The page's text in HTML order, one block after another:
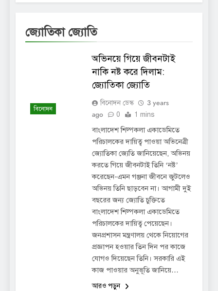
জ্যোতিকা জ্যোতি
বিনোদন
অভিনয়ে গিয়ে জীবনটাই
নাকি নষ্ট করে দিলাম:
জ্যোতিকা জ্যোতি
বিনোদন ডেস্ক
3 years
ago
0 1 mins
বাংলাদেশ শিল্পকলা একাডেমিতে
পরিচালকের দায়িত্ব পাওয়া অভিনেত্রী
জ্যোতিকা জ্যেতি জানিয়েছেন, অভিনয়
করতে গিয়ে জীবনটাই তিনি ‘নষ্ট’
করেছেন-এমন গঞ্জনা জীবনে জুটলেও
অভিনয় তিনি ছাড়বেন না। আগামী দুই
বছরের জন্য জ্যোতি চুক্তিতে
বাংলাদেশ শিল্পকলা একাডেমিতে
পরিচালকের দায়িত্ব পেয়েছেন।
জনপ্রশাসন মন্ত্রণালয় থেকে নিয়োগের
প্রজ্ঞাপন হওয়ার তিন দিন পর কাজে
যোগও দিয়েছেন তিনি। সরকারি এই
কাজ পাওয়ার অনুভূতি জানিয়ে…
আরও পড়ুন